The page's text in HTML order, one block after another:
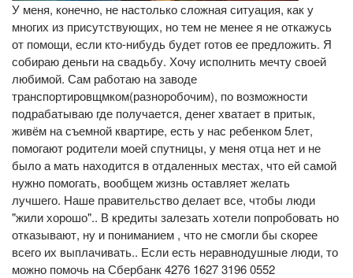
У меня, конечно, не настолько сложная ситуация, как у
многих из присутствующих, но тем не менее я не откажусь
от помощи, если кто-нибудь будет готов ее предложить. Я
собираю деньги на свадьбу. Хочу исполнить мечту своей
любимой. Сам работаю на заводе
транспортировщмком(разноробочим), по возможности
подрабатываю где получается, денег хватает в притык,
живём на съемной квартире, есть у нас ребенком 5лет,
помогают родители моей спутницы, у меня отца нет и не
было а мать находится в отдаленных местах, что ей самой
нужно помогать, вообщем жизнь оставляет желать
лучшего. Наше правительство делает все, чтобы люди
"жили хорошо".. В кредиты залезать хотели попробовать но
отказывают, ну и пониманием , что не смогли бы скорее
всего их выплачивать.. Если есть неравнодушные люди, то
можно помочь на Сбербанк 4276 1627 3196 0552